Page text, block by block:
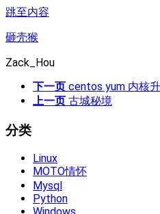
跳至内容
砸壳猴
Zack_Hou
下一页 centos yum 内核
上一页 古城秘境
分类
Linux
MOTO情怀
Mysql
Python